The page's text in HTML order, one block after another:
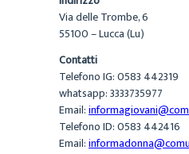
Via delle Trombe, 6
55100 – Lucca (Lu)
Contatti
Telefono IG: 0583 442319
whatsapp: 3333735977
Email:
Telefono ID: 0583 442416
Email: